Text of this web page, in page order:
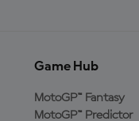
Game Hub
MotoGP™ Fantasy
MotoGP™ Predictor